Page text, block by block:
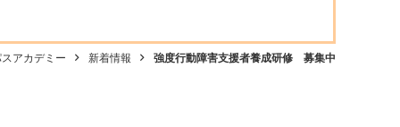
アカデミー 新着情報 強度行動障害支援者養成研修 募集中